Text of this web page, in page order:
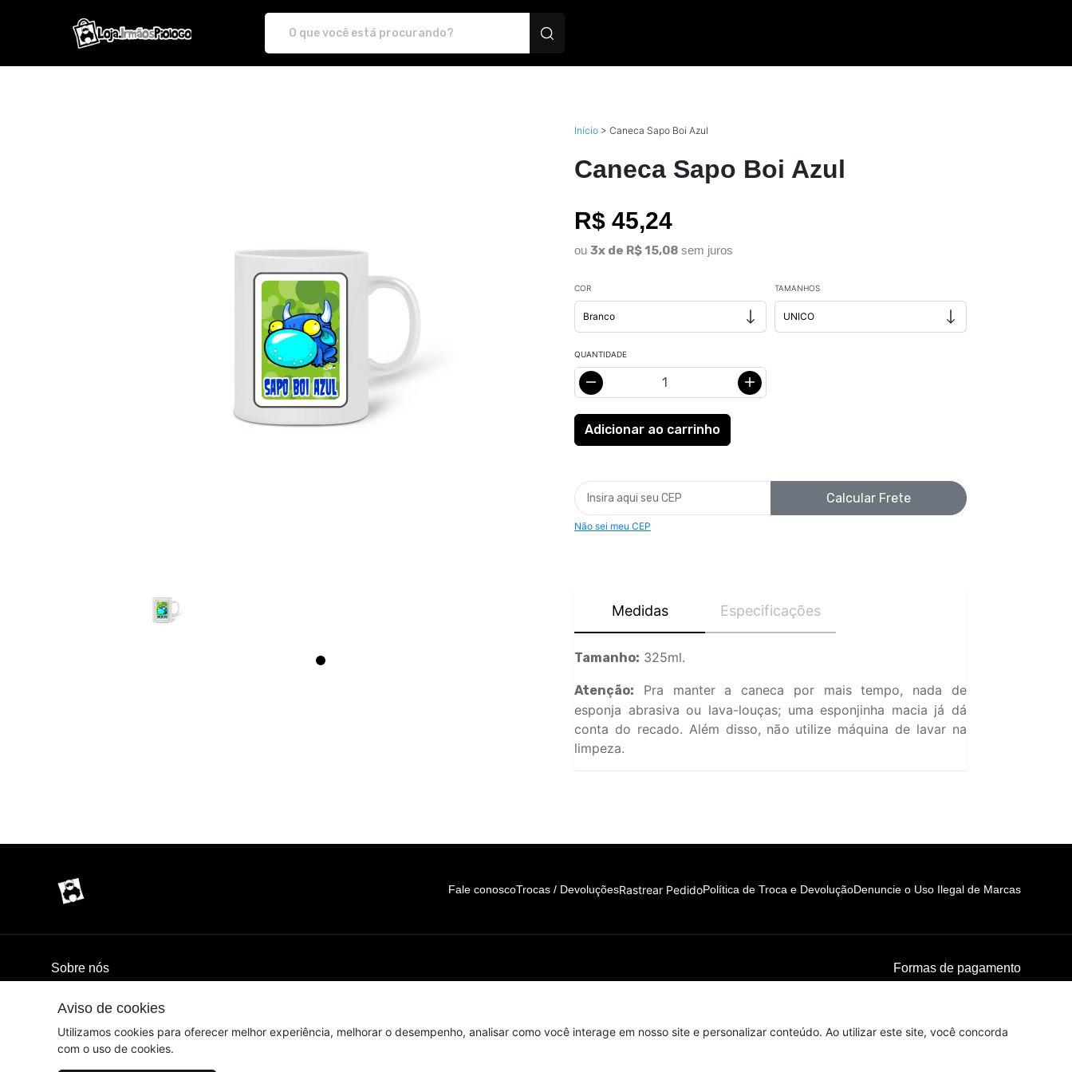
Início > Caneca Sapo Boi Azul
Caneca Sapo Boi Azul
R$ 45,24
ou 3x de R$ 15,08 sem juros
COR TAMANHOS
QUANTIDADE
Calcular Frete
Não sei meu CEP
Medidas Especificações
Tamanho: 325ml.
Atenção: Pra manter a caneca por mais tempo, nada de
esponja abrasiva ou lava-louças; uma esponjinha macia já dá
conta do recado. Além disso, não utilize máquina de lavar na
limpeza.
Aviso de cookies
Utilizamos cookies para oferecer melhor experiência, melhorar o desempenho, analisar como você interage em nosso site e personalizar conteúdo. Ao utilizar este site, você concorda
com o uso de cookies.
Fale conoscoTrocas / DevoluçõesRastrear PedidoPolítica de Troca e DevoluçãoDenuncie o Uso Ilegal de Marcas
Sobre nós
© Dados do vendedor: CPF 180.411.868-07
Formas de pagamento